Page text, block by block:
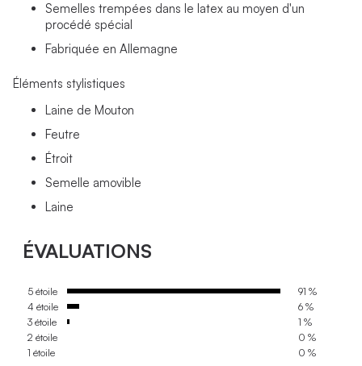
Semelles trempées dans le latex au moyen d'un
procédé spécial
Fabriquée en Allemagne
Éléments stylistiques
Laine de Mouton
Feutre
Étroit
Semelle amovible
Laine
ÉVALUATIONS
5 étoile
91 %
4 étoile
6 %
3 étoile
1 %
2 étoile
0 %
1 étoile
0 %